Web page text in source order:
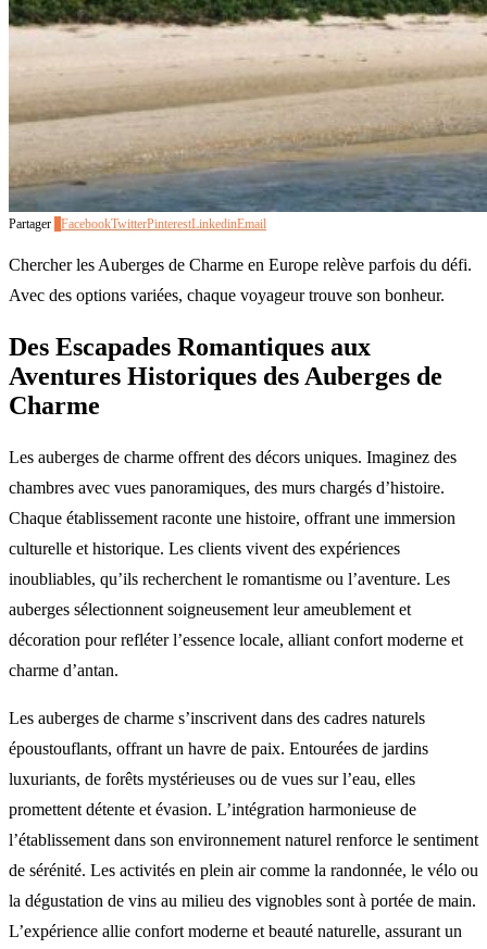
Partager FacebookTwitterPinterestLinkedinEmail
Chercher les Auberges de Charme en Europe relève parfois du défi.
Avec des options variées, chaque voyageur trouve son bonheur.
Des Escapades Romantiques aux
Aventures Historiques des Auberges de
Charme
Les auberges de charme offrent des décors uniques. Imaginez des
chambres avec vues panoramiques, des murs chargés d’histoire.
Chaque établissement raconte une histoire, offrant une immersion
culturelle et historique. Les clients vivent des expériences
inoubliables, qu’ils recherchent le romantisme ou l’aventure. Les
auberges sélectionnent soigneusement leur ameublement et
décoration pour refléter l’essence locale, alliant confort moderne et
charme d’antan.
Les auberges de charme s’inscrivent dans des cadres naturels
époustouflants, offrant un havre de paix. Entourées de jardins
luxuriants, de forêts mystérieuses ou de vues sur l’eau, elles
promettent détente et évasion. L’intégration harmonieuse de
l’établissement dans son environnement naturel renforce le sentiment
de sérénité. Les activités en plein air comme la randonnée, le vélo ou
la dégustation de vins au milieu des vignobles sont à portée de main.
L’expérience allie confort moderne et beauté naturelle, assurant un